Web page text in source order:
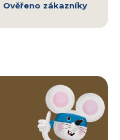
Ověřeno zákazníky